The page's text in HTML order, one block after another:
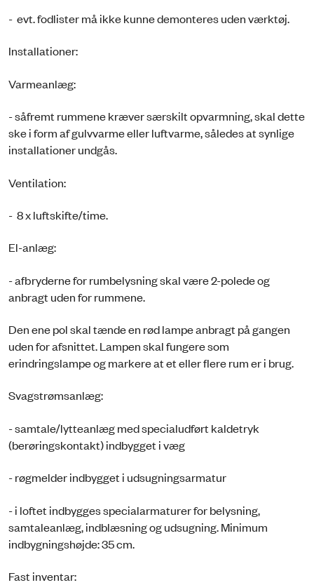
- evt. fodlister må ikke kunne demonteres uden værktøj.
Installationer:
Varmeanlæg:
- såfremt rummene kræver særskilt opvarmning, skal dette
ske i form af gulvvarme eller luftvarme, således at synlige
installationer undgås.
Ventilation:
- 8 x luftskifte/time.
El-anlæg:
- afbryderne for rumbelysning skal være 2-polede og
anbragt uden for rummene.
Den ene pol skal tænde en rød lampe anbragt på gangen
uden for afsnittet. Lampen skal fungere som
erindringslampe og markere at et eller flere rum er i brug.
Svagstrømsanlæg:
- samtale/lytteanlæg med specialudført kaldetryk
(berøringskontakt) indbygget i væg
- røgmelder indbygget i udsugningsarmatur
- i loftet indbygges specialarmaturer for belysning,
samtaleanlæg, indblæsning og udsugning. Minimum
indbygningshøjde: 35 cm.
Fast inventar: